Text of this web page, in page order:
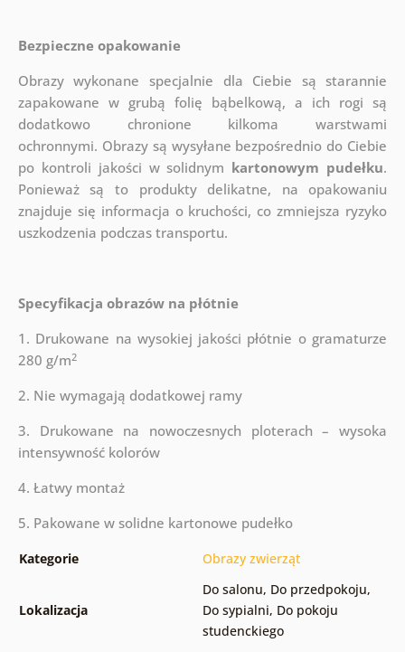
Bezpieczne opakowanie
Obrazy wykonane specjalnie dla Ciebie są starannie
zapakowane w grubą folię bąbelkową, a ich rogi są
dodatkowo chronione kilkoma warstwami
ochronnymi. Obrazy są wysyłane bezpośrednio do Ciebie
po kontroli jakości w solidnym kartonowym pudełku.
Ponieważ są to produkty delikatne, na opakowaniu
znajduje się informacja o kruchości, co zmniejsza ryzyko
uszkodzenia podczas transportu.
Specyfikacja obrazów na płótnie
1. Drukowane na wysokiej jakości płótnie o gramaturze
280 g/m2
2. Nie wymagają dodatkowej ramy
3. Drukowane na nowoczesnych ploterach – wysoka
intensywność kolorów
4. Łatwy montaż
5. Pakowane w solidne kartonowe pudełko
Kategorie Obrazy zwierząt
Lokalizacja
Do salonu, Do przedpokoju,
Do sypialni, Do pokoju
studenckiego